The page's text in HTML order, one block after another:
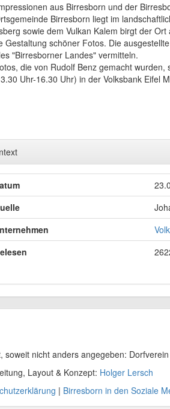
aus Birresborn und der
Birresborn liegt im
sowie dem Vulkan Kalem birgt der
Gestaltung schöner Fotos. Die
"Birresborner Landes" vermitteln.
die von Rudolf Benz gemacht
Uhr-16.30 Uhr) in der Volksbank Eifel
soweit nicht anders angegeben:
Layout & Konzept: Holger Lersch
| Birresborn in den Soziale